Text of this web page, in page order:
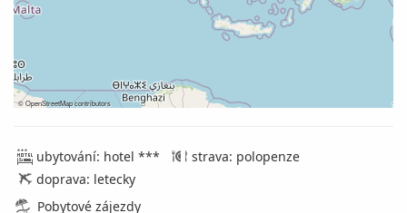
©OpenStreetMapcontributors
ubytování: hotel ***
strava: polopenze
doprava: letecky
Pobytové zájezdy